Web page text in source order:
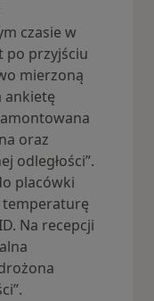
czasie w
po przyjściu
mierzoną
ankietę
oraz
odległości”.
placówki
Na recepcji